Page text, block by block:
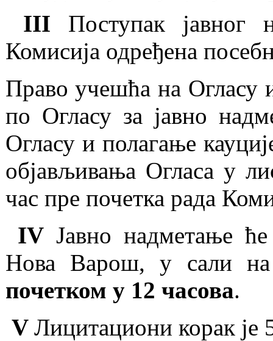
III
Поступак јавног
Комисија одређена
Право учешћа на Огласу
по Огласу за јавно
Огласу и полагање
објављивања Огласа у
час пре почетка рада
IV Јавно надметање
Нова Варош, у сали
почетком у 12 часова.
V Лицитациони корак је